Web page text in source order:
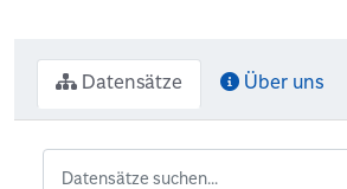
Datensätze Über uns